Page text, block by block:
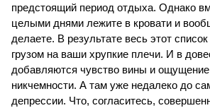
предстоящий период отдыха. Однако
целыми днями лежите в кровати и
делаете. В результате весь этот
грузом на ваши хрупкие плечи. И в
добавляются чувство вины и ощущение
никчемности. А там уже недалеко до
депрессии. Что, согласитесь,